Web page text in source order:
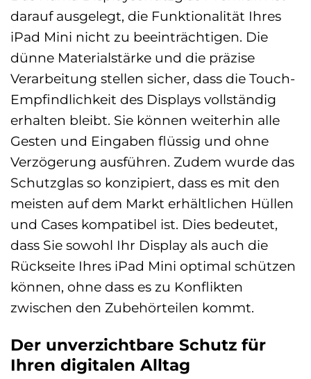
darauf ausgelegt, die Funktionalität Ihres
iPad Mini nicht zu beeinträchtigen. Die
dünne Materialstärke und die präzise
Verarbeitung stellen sicher, dass die Touch-
Empfindlichkeit des Displays vollständig
erhalten bleibt. Sie können weiterhin alle
Gesten und Eingaben flüssig und ohne
Verzögerung ausführen. Zudem wurde das
Schutzglas so konzipiert, dass es mit den
meisten auf dem Markt erhältlichen Hüllen
und Cases kompatibel ist. Dies bedeutet,
dass Sie sowohl Ihr Display als auch die
Rückseite Ihres iPad Mini optimal schützen
können, ohne dass es zu Konflikten
zwischen den Zubehörteilen kommt.
Der unverzichtbare Schutz für
Ihren digitalen Alltag